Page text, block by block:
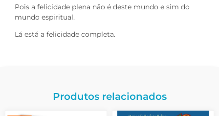
Pois a felicidade plena não é deste mundo e sim do
mundo espiritual.
Lá está a felicidade completa.
Produtos relacionados